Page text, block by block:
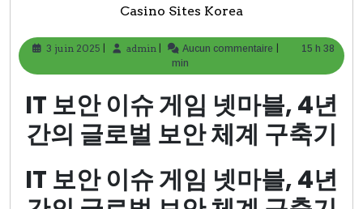
Casino Sites Korea
3 juin 2025
2025
| admin admin
| Aucun commentaire |
15 h 38
min
IT 보안 이슈 게임 넷마블, 4년
간의 글로벌 보안 체계 구축기
IT 보안 이슈 게임 넷마블, 4년